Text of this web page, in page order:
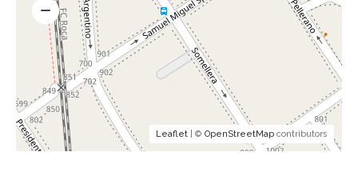
Leaflet | © OpenStreetMap contributors